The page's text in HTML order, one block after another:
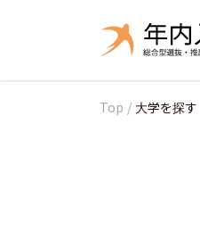
Top / 大学を探す